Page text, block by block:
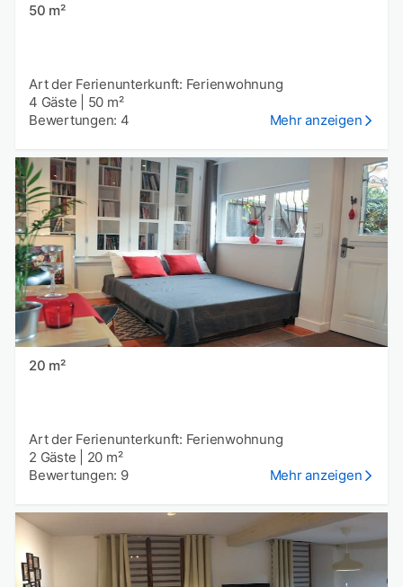
50 m²
Art der Ferienunterkunft: Ferienwohnung
4 Gäste
50 m²
Bewertungen: 4
Mehr anzeigen
20 m²
Art der Ferienunterkunft: Ferienwohnung
2 Gäste
20 m²
Bewertungen: 9
Mehr anzeigen